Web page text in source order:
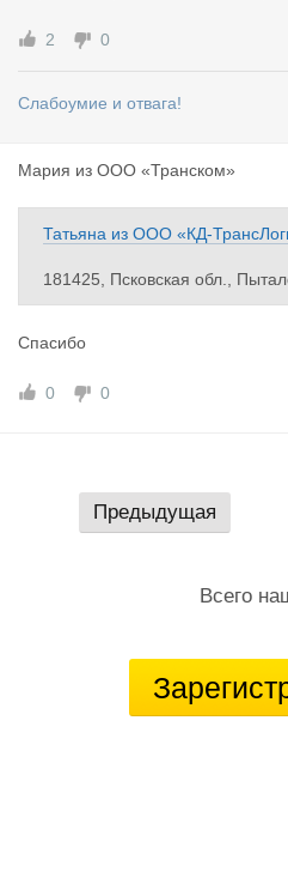
2 0
Слабоумие и отвага!
Мария из ООО «Транском»
Татьяна из ООО «КД-
181425, Псковская обл.,
дер. Уболенка, д. б/н
ru
Спасибо
0 0
Предыдущая
Всего